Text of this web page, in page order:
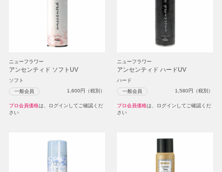
ニューフラワー
アンセンティド ソフトUV
ソフト
一般会員 1,600円（税別）
プロ会員価格は、ログインしてご確認くだ
さい
ニューフラワー
アンセンティド ハードUV
ハード
一般会員 1,580円（税別）
プロ会員価格は、ログインしてご確認くだ
さい